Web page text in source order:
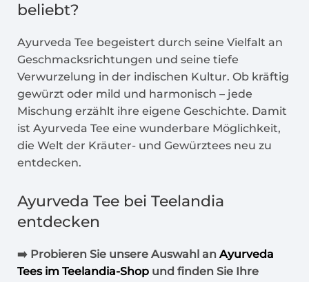
beliebt?
Ayurveda Tee begeistert durch seine Vielfalt an
Geschmacksrichtungen und seine tiefe
Verwurzelung in der indischen Kultur. Ob kräftig
gewürzt oder mild und harmonisch – jede
Mischung erzählt ihre eigene Geschichte. Damit
ist Ayurveda Tee eine wunderbare Möglichkeit,
die Welt der Kräuter- und Gewürztees neu zu
entdecken.
Ayurveda Tee bei Teelandia
entdecken
➡️ Probieren Sie unsere Auswahl an Ayurveda
Tees im Teelandia-Shop und finden Sie Ihre